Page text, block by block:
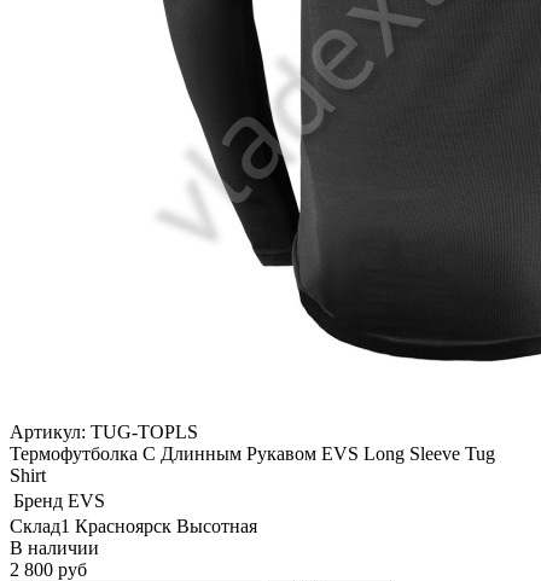
Артикул: TUG-TOPLS
Термофутболка С Длинным Рукавом EVS Long Sleeve Tug
Shirt
Бренд EVS
Склад1 Красноярск Высотная
В наличии
2 800 руб